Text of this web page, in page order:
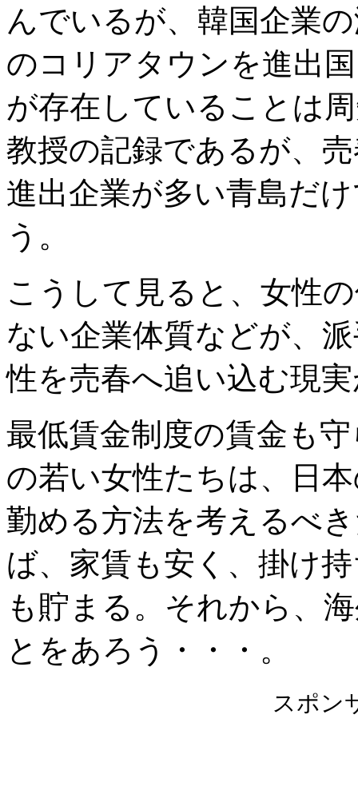
んでいるが、韓国企業
のコリアタウンを進出
が存在していることは
教授の記録であるが、
進出企業が多い青島だ
う。
こうして見ると、女性
ない企業体質などが、
性を売春へ追い込む現
最低賃金制度の賃金も
の若い女性たちは、日
勤める方法を考えるべ
ば、家賃も安く、掛け
も貯まる。それから、
とをあろう・・・。
スポン